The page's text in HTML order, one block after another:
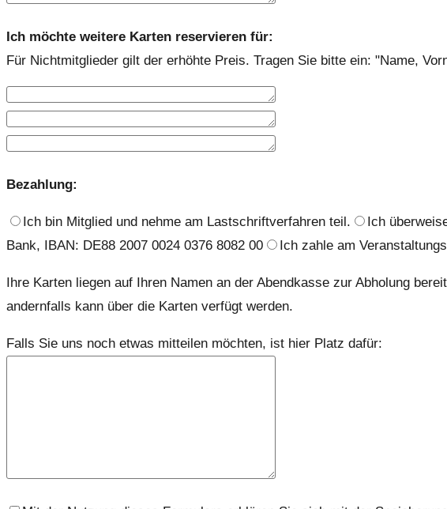
Ich möchte weitere Karten reservieren für:
Für Nichtmitglieder gilt der erhöhte Preis. Tragen Sie bitte ein: "Name,
Bezahlung:
Ich bin Mitglied und nehme am Lastschriftverfahren teil.
Ich
Bank, IBAN: DE88 2007 0024 0376 8082 00
Ich zahle am
Ihre Karten liegen auf Ihren Namen an der Abendkasse zur Abholung
andernfalls kann über die Karten verfügt werden.
Falls Sie uns noch etwas mitteilen möchten, ist hier Platz dafür: